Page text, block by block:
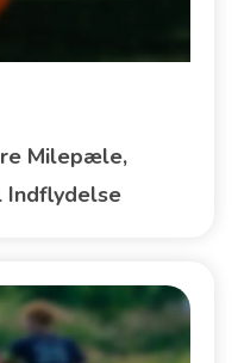
Milepæle,
Indflydelse